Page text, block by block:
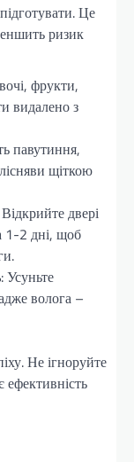
Це
ризик
фрукти,
видалено з
павутиння,
щіткою
двері
1-2 дні, щоб
: Усуньте
волога –
Не ігноруйте